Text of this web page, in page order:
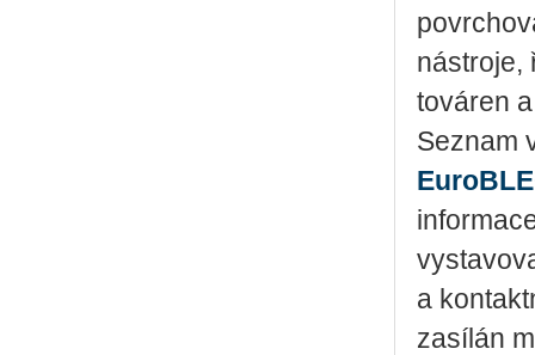
nástroje,
továren
Seznam
a
zasílán